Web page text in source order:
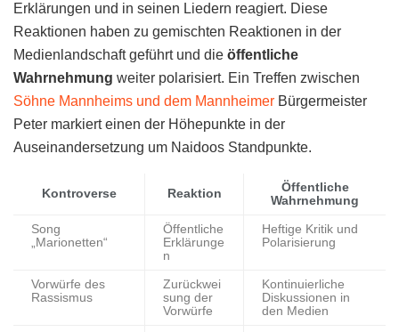
Erklärungen und in seinen Liedern reagiert. Diese
Reaktionen haben zu gemischten Reaktionen in der
Medienlandschaft geführt und die öffentliche
Wahrnehmung weiter polarisiert. Ein Treffen zwischen
Söhne Mannheims und dem Mannheimer Bürgermeister
Peter markiert einen der Höhepunkte in der
Auseinandersetzung um Naidoos Standpunkte.
Kontroverse Reaktion
Öffentliche
Wahrnehmung
Song
„Marionetten“
Öffentliche
Erklärunge
n
Heftige Kritik und
Polarisierung
Vorwürfe des
Rassismus
Zurückwei
sung der
Vorwürfe
Kontinuierliche
Diskussionen in
den Medien